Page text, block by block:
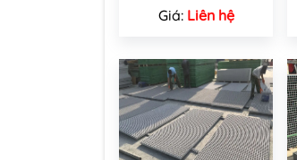
Giá: Liên hệ